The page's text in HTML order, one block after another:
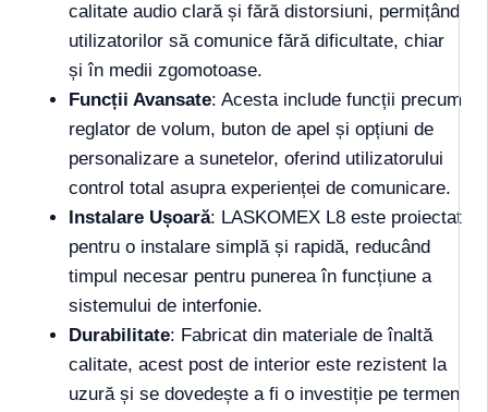
calitate audio clară și fără distorsiuni, permițând
utilizatorilor să comunice fără dificultate, chiar
și în medii zgomotoase.
Funcții Avansate: Acesta include funcții precum
reglator de volum, buton de apel și opțiuni de
personalizare a sunetelor, oferind utilizatorului
control total asupra experienței de comunicare.
Instalare Ușoară: LASKOMEX L8 este proiectat
pentru o instalare simplă și rapidă, reducând
timpul necesar pentru punerea în funcțiune a
sistemului de interfonie.
Durabilitate: Fabricat din materiale de înaltă
calitate, acest post de interior este rezistent la
uzură și se dovedește a fi o investiție pe termen